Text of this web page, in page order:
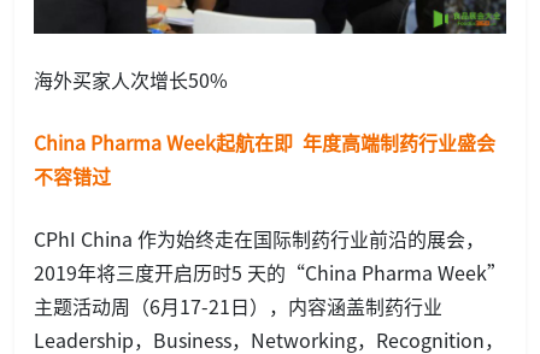
海外买家人次增长50%
China Pharma Week起航在即 年度高端制药行业盛会
不容错过
CPhI China 作为始终走在国际制药行业前沿的展会，
2019年将三度开启历时5 天的“China Pharma Week”
主题活动周（6月17-21日），内容涵盖制药行业
Leadership，Business，Networking，Recognition，